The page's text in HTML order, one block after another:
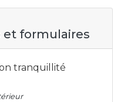
et formulaires
tranquillité